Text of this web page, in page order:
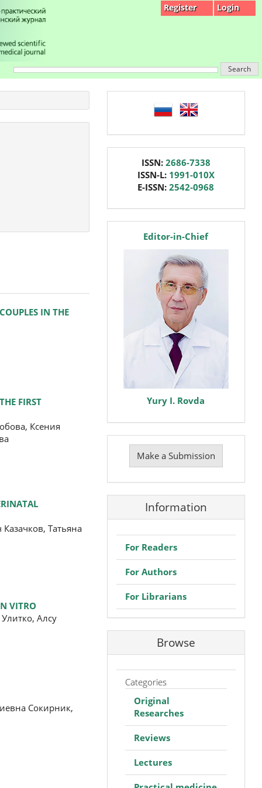
Register Login
Search
IN THE
FIRST
Ксения
Татьяна
VITRO
Алсу
Сокирник,
language
ISSN: 2686-7338
ISSN-L: 1991-010X
E-ISSN:2542-0968
editorEditor-in-Chief
Yury I. Rovda
Make
Submission
Make a Submission
Information
For Readers
For Authors
For Librarians
Browse
Categories
Original
Researches
Reviews
Lectures